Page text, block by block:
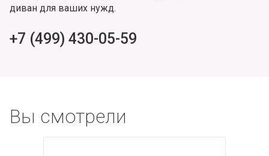
диван для ваших нужд.
+7 (499) 430-05-59
Вы смотрели